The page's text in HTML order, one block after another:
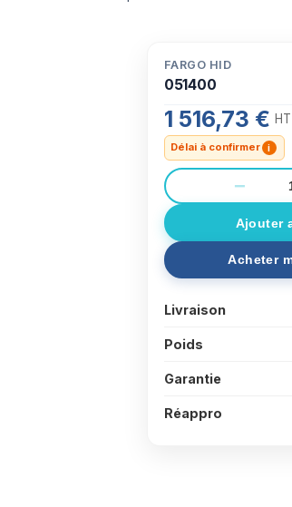
FARGO HID
051400
1 516,73 € HT
Délai à confirmer i
−
Livraison
Poids
Garantie
Réappro